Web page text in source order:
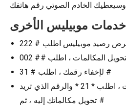
خدمات موبيليس الأخرى
لإخفاء رقمك ، اطلب # 31 #
لتفعيل تحويل المكالمات ، اطلب * 21 * والرقم الذي تريد
تحويل مكالماتك إليه ، ثم #